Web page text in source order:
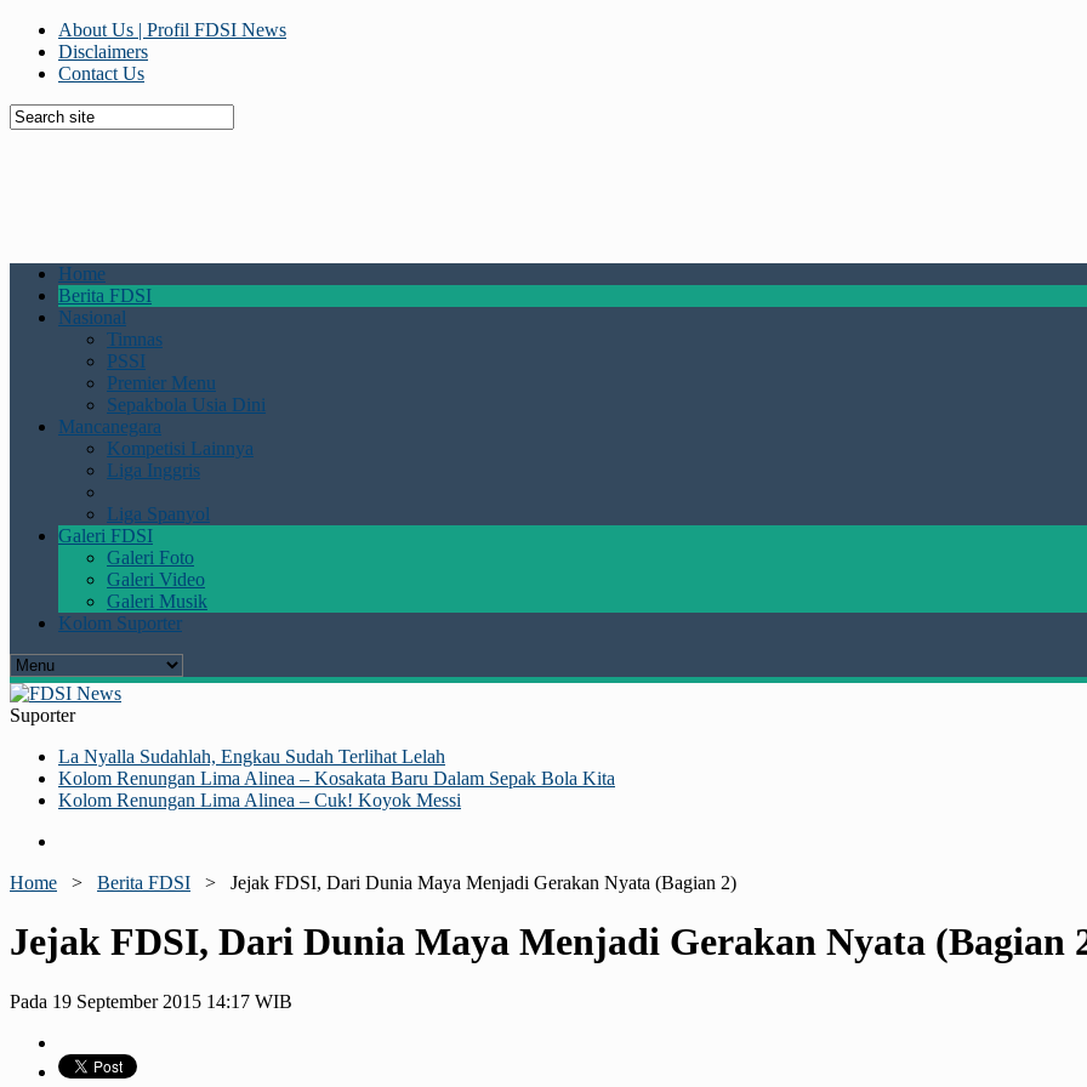
About Us | Profil FDSI News
Disclaimers
Contact Us
Home
Berita FDSI
Nasional
Timnas
PSSI
Premier Menu
Sepakbola Usia Dini
Mancanegara
Kompetisi Lainnya
Liga Inggris
Liga Spanyol
Galeri FDSI
Galeri Foto
Galeri Video
Galeri Musik
Kolom Suporter
Suporter
La Nyalla Sudahlah, Engkau Sudah Terlihat Lelah
Kolom Renungan Lima Alinea – Kosakata Baru Dalam Sepak Bola Kita
Kolom Renungan Lima Alinea – Cuk! Koyok Messi
Home > Berita FDSI > Jejak FDSI, Dari Dunia Maya Menjadi Gerakan Nyata (Bagian 2)
Jejak FDSI, Dari Dunia Maya Menjadi Gerakan Nyata (Bagian
Pada 19 September 2015 14:17 WIB